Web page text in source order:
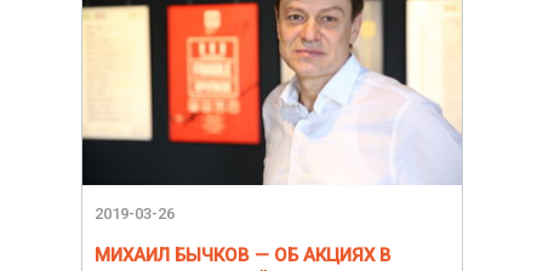
2019-03-26
МИХАИЛ БЫЧКОВ — ОБ АКЦИЯХ В